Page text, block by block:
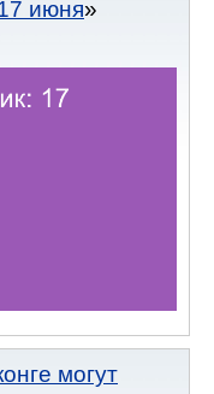
июня
могут